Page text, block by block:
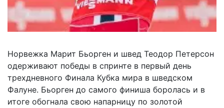
Норвежка Марит Бьорген и швед Теодор Петерсон
одерживают победы в спринте в первый день
трехдневного Финала Кубка мира в шведском
Фалуне. Бьорген до самого финиша боролась и в
итоге обогнала свою напарницу по золотой